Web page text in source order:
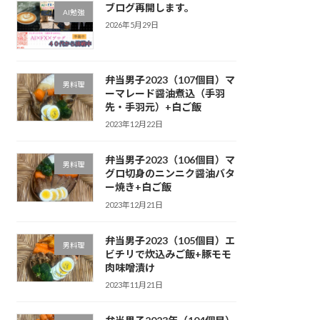
AI勉強 ブログ再開します。
2026年5月29日
男料理
弁当男子2023（107個目）マ
ーマレード醤油煮込（手羽
先・手羽元）+白ご飯
2023年12月22日
男料理
弁当男子2023（106個目）マ
グロ切身のニンニク醤油バタ
ー焼き+白ご飯
2023年12月21日
男料理
弁当男子2023（105個目）エ
ビチリで炊込みご飯+豚モモ
肉味噌漬け
2023年11月21日